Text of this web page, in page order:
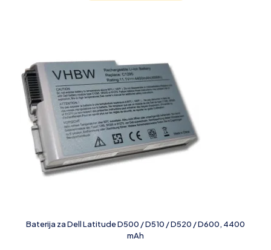
Baterija za Dell Latitude D500 / D510 / D520 / D600, 4400
mAh